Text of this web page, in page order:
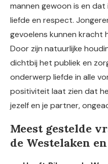
mannen gewoon is en
liefde en respect.
gevoelens kunnen kracht
Door zijn natuurlijke
dichtbij het publiek en
onderwerp liefde in alle
positiviteit laat zien dat
jezelf en je partner,
Meest gestelde
de Westelaken